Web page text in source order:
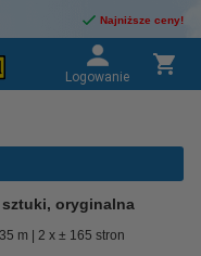
Najniższe ceny!
Logowanie
sztuki, oryginalna
m 2 x ± 165 stron